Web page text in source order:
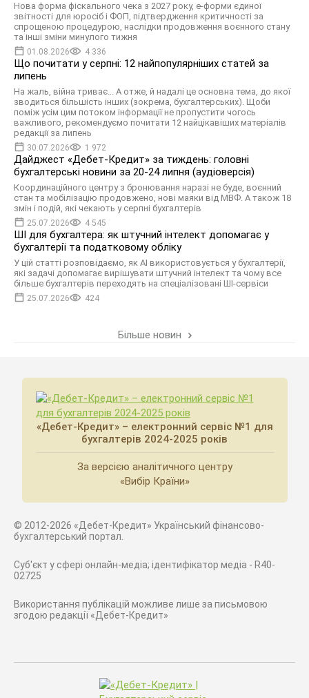
Нова форма фіскального чека з 2027 року, е-форми єдиної
звітності для юросіб і ФОП, підтвердження критичності за
спрощеною процедурою, наслідки продовження воєнного стану
та інші зміни минулого тижня
01.08.2026 4 336
Що почитати у серпні: 12 найпопулярніших статей за
липень
На жаль, війна триває... А отже, й надалі це основна тема, до якої
зводиться більшість інших (зокрема, бухгалтерських). Щоби
поміж усім цим потоком інформації не пропустити чогось
важливого, рекомендуємо почитати 12 найцікавіших матеріалів
редакції за липень
30.07.2026 1 972
Дайджест «Дебет-Кредит» за тиждень: головні
бухгалтерські новини за 20-24 липня (аудіоверсія)
Координаційного центру з бронювання наразі не буде, воєнний
стан та мобілізацію продовжено, нові маяки від МВФ. А також 18
змін і подій, які чекають у серпні бухгалтерів
25.07.2026 4 545
ШІ для бухгалтера: як штучний інтелект допомагає у
бухгалтерії та податковому обліку
У цій статті розповідаємо, як AI використовується у бухгалтерії,
які задачі допомагає вирішувати штучний інтелект та чому все
більше бухгалтерів переходять на спеціалізовані ШІ-сервіси
25.07.2026 424
Більше новин
«Дебет-Кредит» – електронний сервіс №1 для
бухгалтерів 2024-2025 років
За версією аналітичного центру
«Вибір Країни»
© 2012-2026 «Дебет-Кредит» Український фінансово-
бухгалтерський портал.
Суб'єкт у сфері онлайн-медіа; ідентифікатор медіа - R40-
02725
Використання публікацій можливе лише за письмовою
згодою редакції «Дебет-Кредит»